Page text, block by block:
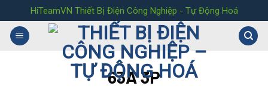
to
content
HiTeamVN Thiết Bị Điện Công Nghiệp - Tự Động Hoá
63A 3P